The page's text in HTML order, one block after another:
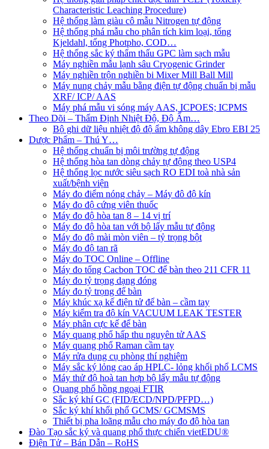
Characteristic Leaching Procedure)
Hệ thống làm giàu cô mẫu Nitrogen tự động
Hệ thống phá mẫu cho phân tích kim loại, tổng
Kjeldahl, tổng Photpho, COD…
Hệ thống sắc ký thẩm thấu GPC làm sạch mẫu
Máy nghiền mẫu lạnh sâu Cryogenic Grinder
Máy nghiền trộn nghiền bi Mixer Mill Ball Mill
Máy nung chảy mẫu bằng điện tự động chuẩn bị mẫu
XRF/ ICP/ AAS
Máy phá mẫu vi sóng máy AAS, ICPOES; ICPMS
Theo Dõi – Thẩm Định Nhiệt Độ, Độ Ẩm…
Bộ ghi dữ liệu nhiệt độ độ ẩm không dây Ebro EBI 25
Dược Phẩm – Thú Y…
Hệ thống chuẩn bị môi trường tự động
Hệ thống hòa tan dòng chảy tự động theo USP4
Hệ thống lọc nước siêu sạch RO EDI​​ toà nhà sản
xuất/bệnh viện
Máy đo điểm nóng chảy – Máy đô độ kín
Máy đo độ cứng viên thuốc
Máy đo độ hòa tan 8 – 14 vị trí
Máy đo độ hòa tan với bộ lấy mẫu tự động
Máy đo độ mài mòn viên – tỷ trọng bột
Máy đo độ tan rã
Máy đo TOC Online – Offline
Máy đo tổng Cacbon TOC để bàn theo 211 CFR 11
Máy đo tỷ trọng dạng đóng
Máy đo tỷ trọng để bàn
Máy khúc xạ kế điện tử để bàn – cầm tay
Máy kiểm tra độ kín VACUUM LEAK TESTER
Máy phân cực kế để bàn
Máy quang phổ hấp thu nguyên tử AAS
Máy quang phổ Raman cầm tay
Máy rửa dụng cụ phòng thí nghiệm
Máy sắc ký lỏng cao áp HPLC- lỏng khối phổ LCMS
Máy thử độ hoà tan hợp bộ lấy mẫu tự động
Quang phổ hồng ngoại FTIR
Sắc ký khí GC (FID/ECD/NPD/PFPD…)
Sắc ký khí khối phổ GCMS/ GCMSMS
Thiết bị pha loãng mẫu cho máy đo độ hòa tan
Đào Tạo sắc ký và quang phổ thực chiến vietEDU®
Điện Tử – Bán Dẫn – RoHS